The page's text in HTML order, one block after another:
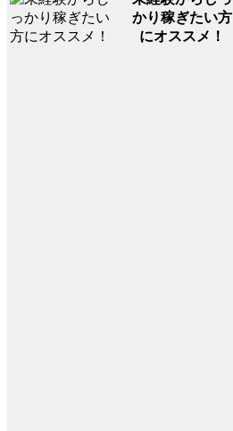
かり稼ぎたい方
にオススメ！